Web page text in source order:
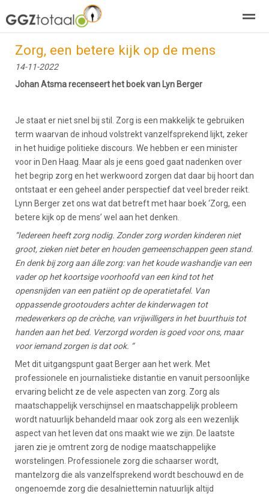
over GGZTotaal abonneren agenda adverteren
Zorg, een betere kijk op de mens
14-11-2022
Johan Atsma recenseert het boek van Lyn Berger
Je staat er niet snel bij stil. Zorg is een makkelijk te gebruiken
term waarvan de inhoud volstrekt vanzelfsprekend lijkt, zeker
in het huidige politieke discours. We hebben er een minister
voor in Den Haag. Maar als je eens goed gaat nadenken over
het begrip zorg en het werkwoord zorgen dat daar bij hoort dan
ontstaat er een geheel ander perspectief dat veel breder reikt.
Lynn Berger zet ons wat dat betreft met haar boek ‘Zorg, een
betere kijk op de mens’ wel aan het denken.
“Iedereen heeft zorg nodig. Zonder zorg worden kinderen niet
groot, zieken niet beter en houden gemeenschappen geen stand.
En denk bij zorg aan álle zorg: van het koude washandje van een
vader op het koortsige voorhoofd van een kind tot het
opensnijden van een patiënt op de operatietafel. Van
oppassende grootouders achter de kinderwagen tot
medewerkers op de crèche, van vrijwilligers in het buurthuis tot
handen aan het bed. Verzorgd worden is goed voor ons, maar
voor iemand zorgen is dat ook. “
Met dit uitgangspunt gaat Berger aan het werk. Met
professionele en journalistieke distantie en vanuit persoonlijke
ervaring belicht ze de vele aspecten van zorg. Zorg als
maatschappelijk verschijnsel en maatschappelijk probleem
wordt natuurlijk behandeld maar ook zorg als een wezenlijk
aspect van het leven dat ons maakt wie we zijn. De laatste
jaren zie je omtrent zorg de nodige maatschappelijke
worstelingen. Professionele zorg die schaarser wordt,
mantelzorg die als vanzelfsprekend wordt beschouwd en de
ongenoemde zorg die desalniettemin natuurlijk altijd